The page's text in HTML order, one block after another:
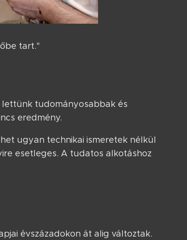
tart."
lettünk tudományosabbak és
eredmény.
ugyan technikai ismeretek nélkül
esetleges. A tudatos alkotáshoz
évszázadokon át alig változtak.